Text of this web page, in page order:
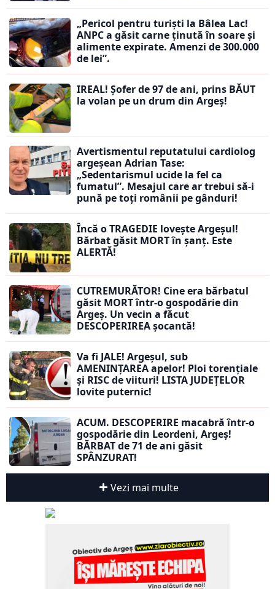
„Pericol pentru turiști la Bâlea Lac!
ANPC a găsit carne ținută în soare și
alimente expirate. Amenzi de 300.000
de lei”.
IREAL! Șofer de 97 de ani, prins BĂUT
la volan pe un drum din Argeș!
Avertismentul reputatului cardiolog
argeșean Adrian Tase:
„Sedentarismul ucide la fel ca
fumatul”. Mesajul care ar trebui să-i
pună pe toți românii pe gânduri!
Încă o TRAGEDIE lovește Argeșul!
Bărbat găsit MORT în șanț. Este
ALERTĂ!
CUTREMURĂTOR! Cine era bărbatul
găsit MORT într-o gospodărie din
Argeș. Un vecin a făcut
DESCOPERIREA șocantă!
Va fi JALE! Argeșul, sub
AMENINȚAREA apelor! Ploi torențiale
și RISC de viituri! LISTA JUDEȚELOR
lovite puternic!
ACUM. DESCOPERIRE macabră într-o
gospodărie din Leordeni, Argeș!
BĂRBAT de 71 de ani găsit
SPÂNZURAT!
Vezi mai multe